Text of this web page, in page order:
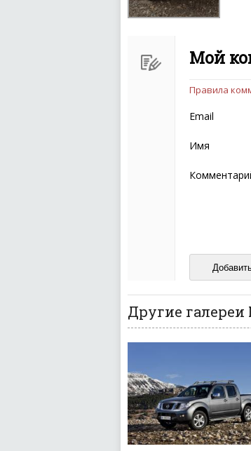
Мой
Чтобы ваш
следующих
Не
также
Не
И
ваш отзыв
Правила
Email
Имя
Другие галереи